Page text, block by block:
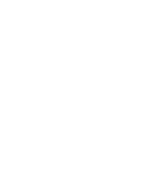
Vapustav isane
Tutvu oma uue ja